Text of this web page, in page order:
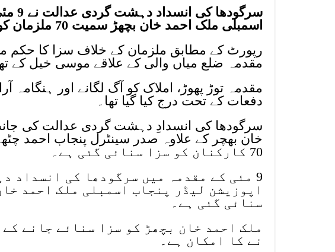
اسمبلی ملک احمد خان بچھڑ سمیت 70 ملزمان کو 10، 10 سال قید کی سزا سنادی گئی۔
مقدمہ ضلع میاں والی کے علاقے موسی خیل کے
مقدمہ توڑ پھوڑ، املاک کو آگ لگانے اور
دفعات کے تحت درج کیا گیا تھا۔
سرگودھا کی انسدادِ دہشت گردی عدالت کی
خان بھچر کے علاوہ صدر سینٹرل پنجاب احمد
70 کارکنان کو سزا سنائی گئی ہے۔
9 مئی کے مقدمہ میں سرگودھا کی انسداد
اپوزیشن لیڈر پنجاب اسمبلی ملک احمد
سنائی گئی ہے۔
ملک احمد خان بچھڑ کو سزا سنائے جانے
نے کا امکان ہے۔